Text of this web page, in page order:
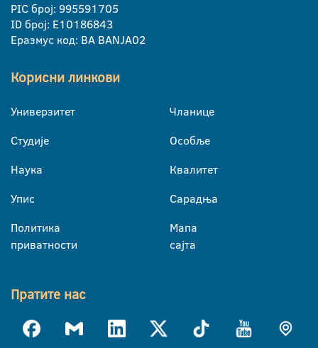
PIC број: 995591705
ID број: E10186843
Еразмус код: BA BANJA02
Корисни линкови
Универзитет
Студије
Наука
Упис
Политика
приватности
Чланице
Особље
Квалитет
Сарадња
Мапа
сајта
Пратите нас